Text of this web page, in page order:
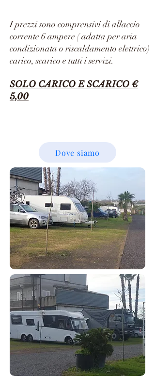
I prezzi sono comprensivi di allaccio
corrente 6 ampere ( adatta per aria
condizionata o riscaldamento elettrico)
carico, scarico e tutti i servizi.
SOLO CARICO E SCARICO €
5,00
Dove siamo